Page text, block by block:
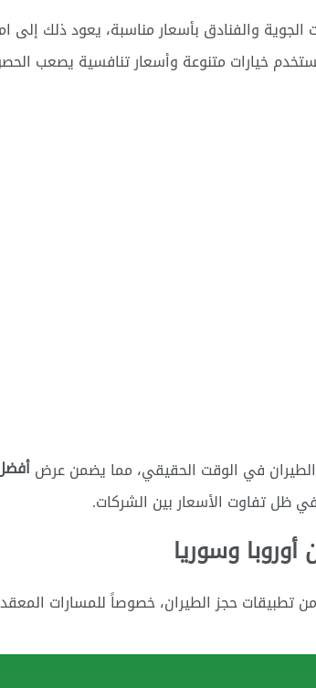
الجوية والفنادق بأسعار مناسبة، يعود ذلك
خيارات متنوعة وأسعار تنافسية يصعب
في الوقت الحقيقي، مما يضمن عرض
ظل تفاوت الأسعار بين الشركات.
حجز الطيران، خصوصاً للمسارات